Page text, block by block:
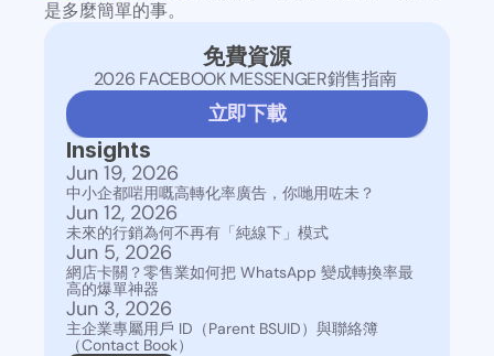
是多麼簡單的事。
免費資源
2026 FACEBOOK MESSENGER銷售指南
立即下載
Insights
Jun 19, 2026
中小企都啱用嘅高轉化率廣告，你哋用咗未？
Jun 12, 2026
未來的行銷為何不再有「純線下」模式
Jun 5, 2026
網店卡關？零售業如何把 WhatsApp 變成轉換率最
高的爆單神器
Jun 3, 2026
主企業專屬用戶 ID（Parent BSUID）與聯絡簿
（Contact Book）